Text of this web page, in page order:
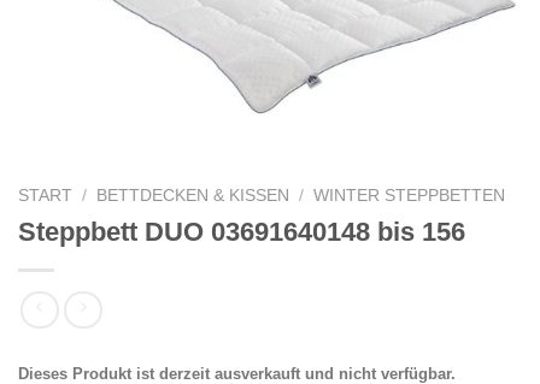
START / BETTDECKEN & KISSEN / WINTER STEPPBETTEN
Steppbett DUO 03691640148 bis 156
Dieses Produkt ist derzeit ausverkauft und nicht verfügbar.